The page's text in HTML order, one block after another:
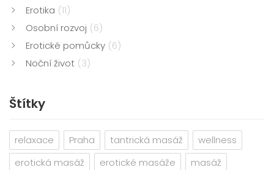
Erotika (11)
Osobní rozvoj (6)
Erotické pomůcky (6)
Noční život (3)
Štítky
relaxace Praha tantrická masáž
wellness
erotická masáž
erotické masáže
masáž